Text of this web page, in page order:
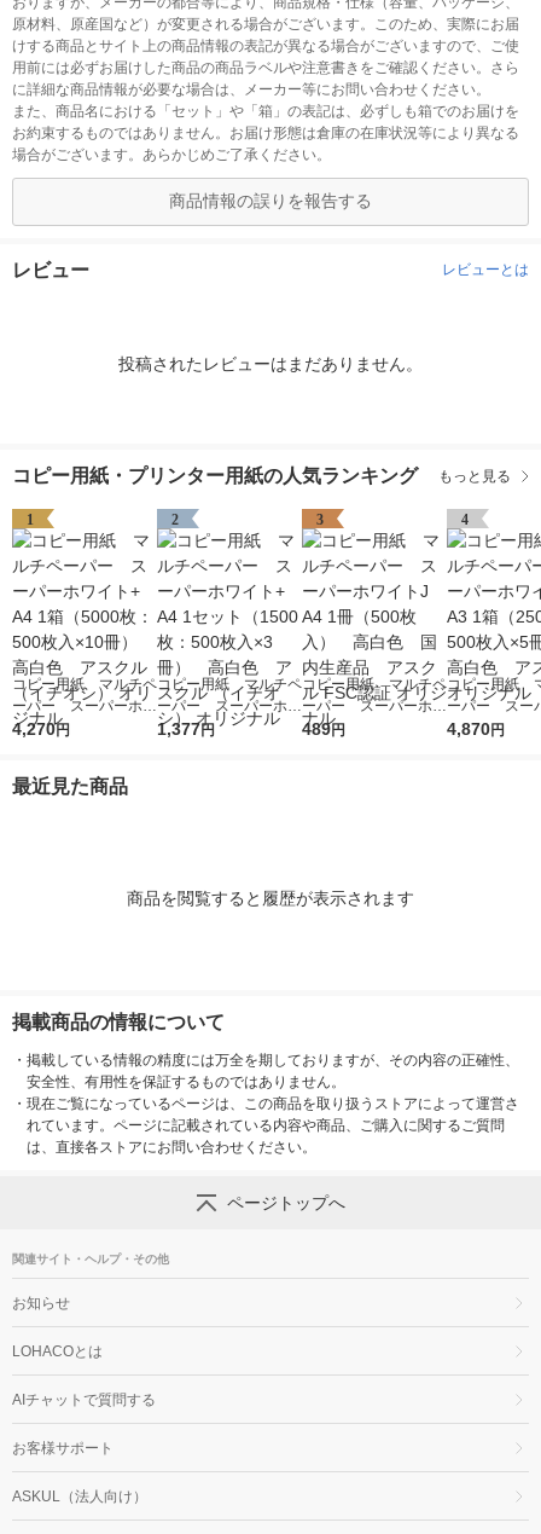
原材料、原産国など）が変更される場合がございます。このため、実際にお届
けする商品とサイト上の商品情報の表記が異なる場合がございますので、ご使
用前には必ずお届けした商品の商品ラベルや注意書きをご確認ください。さら
に詳細な商品情報が必要な場合は、メーカー等にお問い合わせください。
また、商品名における「セット」や「箱」の表記は、必ずしも箱でのお届けを
お約束するものではありません。お届け形態は倉庫の在庫状況等により異なる
場合がございます。あらかじめご了承ください。
商品情報の誤りを報告する
レビュー レビューとは
投稿されたレビューはまだありません。
コピー用紙・プリンター用紙の人気ランキング もっと見る
1
コピー用紙 マルチペ
ーパー スーパーホワ
イト+ A4 1箱（5000
（イチオシ） オリジ
4,270円
2
コピー用紙 マルチペ
ーパー スーパーホワ
イト+ A4 1セット
1,377円
3
コピー用紙 マルチペ
ーパー スーパーホワ
イトJ A4 1冊（500
489円
4
コピー用紙
ーパー スー
イト+ A3 1
4,870円
最近見た商品
商品を閲覧すると履歴が表示されます
掲載商品の情報について
・ 掲載している情報の精度には万全を期しておりますが、その内容の正確性、
安全性、有用性を保証するものではありません。
・ 現在ご覧になっているページは、この商品を取り扱うストアによって運営さ
れています。ページに記載されている内容や商品、ご購入に関するご質問
は、直接各ストアにお問い合わせください。
ページトップへ
関連サイト・ヘルプ・その他
お知らせ
LOHACOとは
AIチャットで質問する
お客様サポート
ASKUL（法人向け）